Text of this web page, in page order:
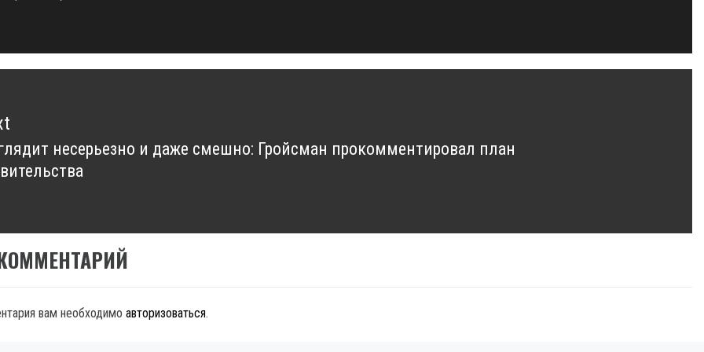
несерьезно и даже смешно: Гройсман прокомментировал план
вам необходимо авторизоваться.